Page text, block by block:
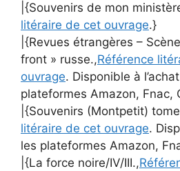
|{Souvenirs de mon
litéraire de cet ouvrage.}
|{Revues étrangères –
front » russe.,Référence
ouvrage. Disponible à
plateformes Amazon, Fnac,
|{Souvenirs (Montpetit)
litéraire de cet ouvrage.
les plateformes Amazon,
|{La force noire/IV/III.,